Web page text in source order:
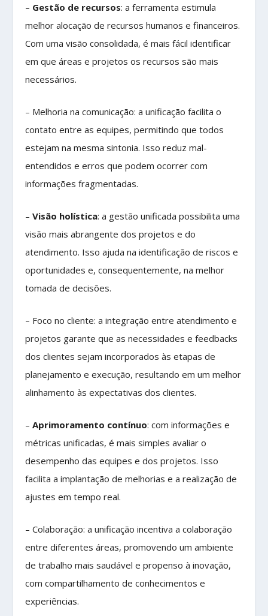
– Gestão de recursos: a ferramenta estimula
melhor alocação de recursos humanos e financeiros.
Com uma visão consolidada, é mais fácil identificar
em que áreas e projetos os recursos são mais
necessários.
– Melhoria na comunicação: a unificação facilita o
contato entre as equipes, permitindo que todos
estejam na mesma sintonia. Isso reduz mal-
entendidos e erros que podem ocorrer com
informações fragmentadas.
–Visão holística: a gestão unificada possibilita uma
visão mais abrangente dos projetos e do
atendimento. Isso ajuda na identificação de riscos e
oportunidades e, consequentemente, na melhor
tomada de decisões.
– Foco no cliente: a integração entre atendimento e
projetos garante que as necessidades e feedbacks
dos clientes sejam incorporados às etapas de
planejamento e execução, resultando em um melhor
alinhamento às expectativas dos clientes.
–Aprimoramento contínuo: com informações e
métricas unificadas, é mais simples avaliar o
desempenho das equipes e dos projetos. Isso
facilita a implantação de melhorias e a realização de
ajustes em tempo real.
– Colaboração: a unificação incentiva a colaboração
entre diferentes áreas, promovendo um ambiente
de trabalho mais saudável e propenso à inovação,
com compartilhamento de conhecimentos e
experiências.